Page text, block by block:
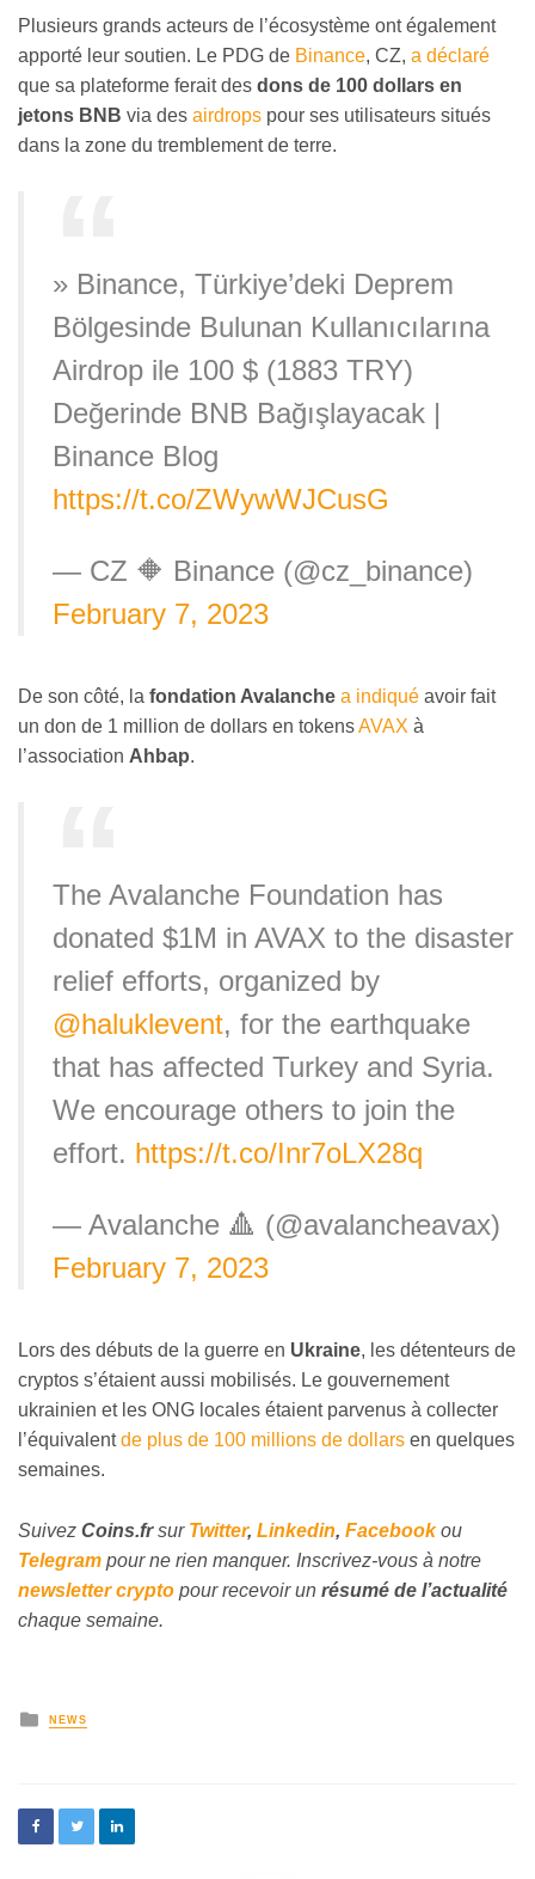
Plusieurs grands acteurs de l’écosystème ont également
apporté leur soutien. Le PDG de Binance, CZ, a déclaré
que sa plateforme ferait des dons de 100 dollars en
jetons BNB via des airdrops pour ses utilisateurs situés
dans la zone du tremblement de terre.
» Binance, Türkiye’deki Deprem
Bölgesinde Bulunan Kullanıcılarına
Airdrop ile 100 $ (1883 TRY)
Değerinde BNB Bağışlayacak |
Binance Blog
https://t.co/ZWywWJCusG
— CZ 🔶 Binance (@cz_binance)
February 7, 2023
De son côté, la fondation Avalanche a indiqué avoir fait
un don de 1 million de dollars en tokensAVAX à
l’association Ahbap.
The Avalanche Foundation has
donated $1M in AVAX to the disaster
relief efforts, organized by
@haluklevent, for the earthquake
that has affected Turkey and Syria.
We encourage others to join the
effort. https://t.co/Inr7oLX28q
— Avalanche 🔺 (@avalancheavax)
February 7, 2023
Lors des débuts de la guerre en Ukraine, les détenteurs de
cryptos s’étaient aussi mobilisés. Le gouvernement
ukrainien et les ONG locales étaient parvenus à collecter
l’équivalentde plus de 100 millions de dollars en quelques
semaines.
Suivez Coins.frsur Twitter, Linkedin, Facebookou
Telegram pour ne rien manquer. Inscrivez-vous à notre
newsletter crypto pour recevoir un résumé de l’actualité
chaque semaine.
NEWS